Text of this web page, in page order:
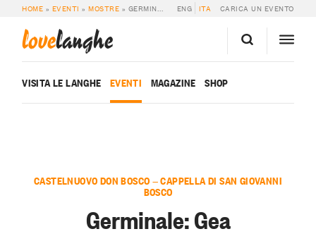
HOME » EVENTI »MOSTRE » GERMINALE: GEA ENG ITA CARICA UN EVENTO
lovelanghe
VISITA LE LANGHE EVENTI MAGAZINE SHOP
CASTELNUOVO DON BOSCO — CAPPELLA DI SAN GIOVANNI
BOSCO
Germinale: Gea